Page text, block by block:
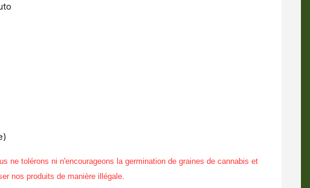
ne tolérons ni n'encourageons la germination de graines de cannabis et
nos produits de manière illégale.